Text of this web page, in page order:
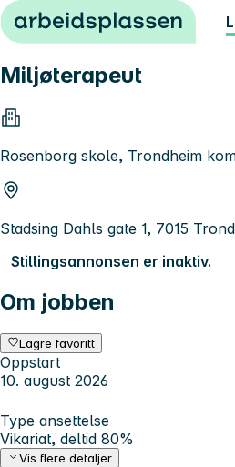
Hopp til innhold
Miljøterapeut
Rosenborg skole, Trondheim
Stadsing Dahls gate 1, 7015
Stillingsannonsen er inaktiv.
Om jobben
Lagre favoritt
Oppstart
10. august 2026
Type ansettelse
Vikariat, deltid 80%
Vis flere detaljer